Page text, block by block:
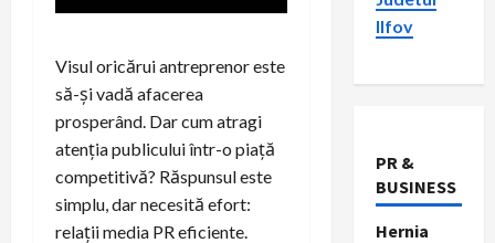
Visul oricărui antreprenor este
să-și vadă afacerea
prosperând. Dar cum atragi
atenția publicului într-o piață
competitivă? Răspunsul este
simplu, dar necesită efort:
relații media PR eficiente.
Ilfov
PR &
BUSINESS
Hernia